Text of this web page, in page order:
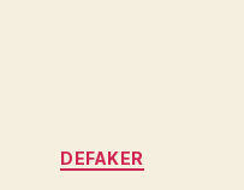
Catégories
DEFAKER